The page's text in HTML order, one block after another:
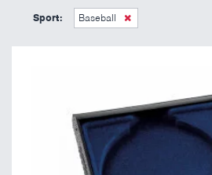
39 Kč
Sport: Baseball